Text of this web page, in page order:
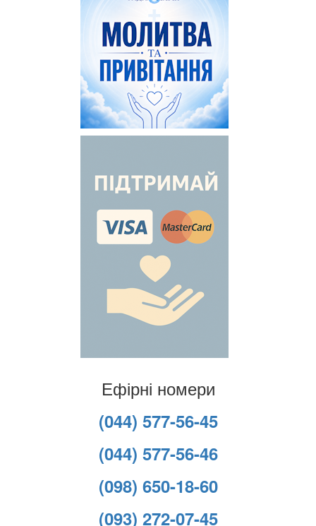
Ефірні номери
(044) 577-56-45
(044) 577-56-46
(098) 650-18-60
(093) 272-07-45